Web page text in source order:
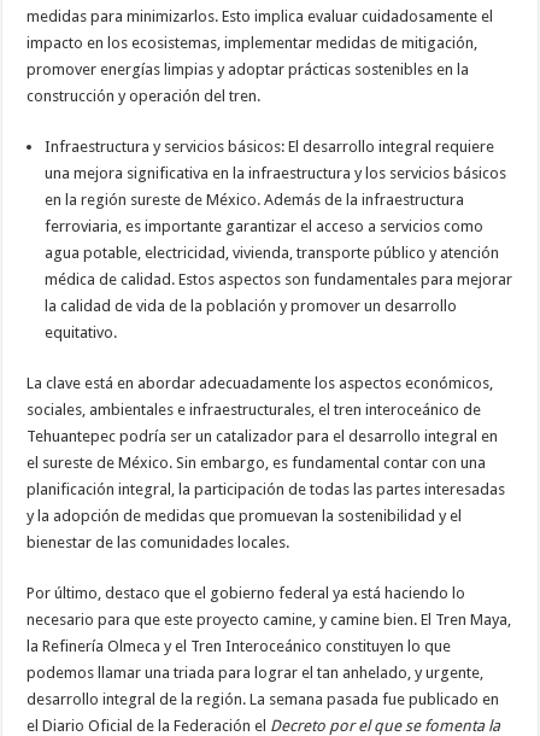
medidas para minimizarlos. Esto implica evaluar cuidadosamente el
impacto en los ecosistemas, implementar medidas de mitigación,
promover energías limpias y adoptar prácticas sostenibles en la
construcción y operación del tren.
Infraestructura y servicios básicos: El desarrollo integral requiere
una mejora significativa en la infraestructura y los servicios básicos
en la región sureste de México. Además de la infraestructura
ferroviaria, es importante garantizar el acceso a servicios como
agua potable, electricidad, vivienda, transporte público y atención
médica de calidad. Estos aspectos son fundamentales para mejorar
la calidad de vida de la población y promover un desarrollo
equitativo.
La clave está en abordar adecuadamente los aspectos económicos,
sociales, ambientales e infraestructurales, el tren interoceánico de
Tehuantepec podría ser un catalizador para el desarrollo integral en
el sureste de México. Sin embargo, es fundamental contar con una
planificación integral, la participación de todas las partes interesadas
y la adopción de medidas que promuevan la sostenibilidad y el
bienestar de las comunidades locales.
Por último, destaco que el gobierno federal ya está haciendo lo
necesario para que este proyecto camine, y camine bien. El Tren Maya,
la Refinería Olmeca y el Tren Interoceánico constituyen lo que
podemos llamar una triada para lograr el tan anhelado, y urgente,
desarrollo integral de la región. La semana pasada fue publicado en
el Diario Oficial de la Federación el Decreto por el que se fomenta la